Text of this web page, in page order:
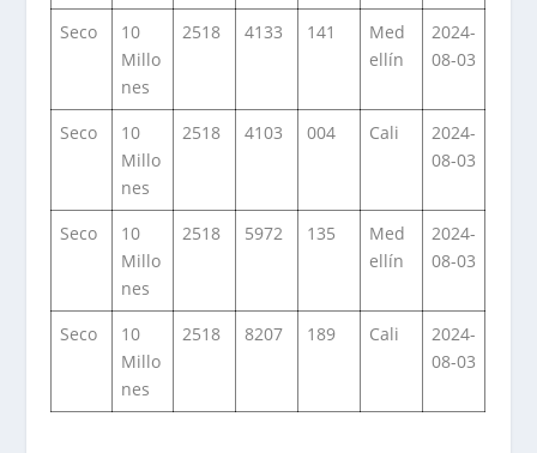
Seco
10
Millo
nes
2518 4133 141
Med
ellín
2024-
08-03
Seco
10
Millo
nes
2518 4103 004 Cali
2024-
08-03
Seco
10
Millo
nes
2518 5972 135
Med
ellín
2024-
08-03
Seco
10
Millo
nes
2518 8207 189 Cali
2024-
08-03